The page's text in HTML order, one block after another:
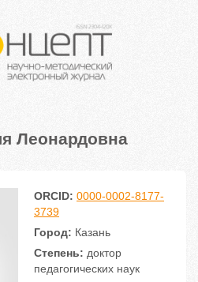
Леонардовна
ORCID: 0000-0002-8177-
3739
Город: Казань
Степень: доктор
педагогических наук